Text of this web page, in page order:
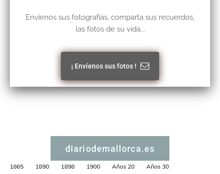
Envíenos sus fotografías, comparta sus recuerdos,
las fotos de su vida...
¡ Envíenos sus fotos !
diariodemallorca.es
1865 1890 1898 1900 Años 20
Años 30